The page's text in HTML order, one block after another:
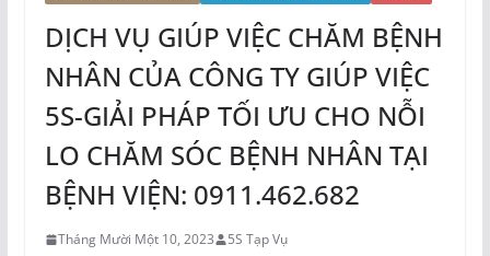
DỊCH VỤ GIÚP VIỆC CHĂM BỆNH
NHÂN CỦA CÔNG TY GIÚP VIỆC
5S-GIẢI PHÁP TỐI ƯU CHO NỖI
LO CHĂM SÓC BỆNH NHÂN TẠI
BỆNH VIỆN: 0911.462.682
Tháng Mười Một 10, 2023 5S Tạp Vụ